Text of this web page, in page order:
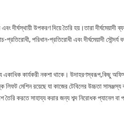
দীর্ঘস্থায়ী উপকরণ দিয়ে তৈরি হয়।তারা দীর্ঘমেয়াদী
পরিধান-প্রতিরোধী এবং দীর্ঘমেয়াদী সৌন্দর্য
একাধিক কার্যকরী নকশা থাকে। উদাহরণস্বরূপ,কিছু
মেশিন রয়েছে যা কাজের টেবিলের উচ্চতা
করতে সাহায্য করার জন্য শব্দ নিরোধক প্যানেল বা